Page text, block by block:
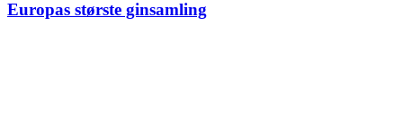
Europas største ginsamling